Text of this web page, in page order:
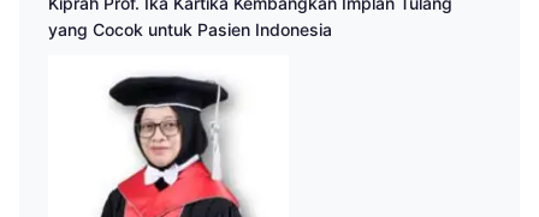
yang Cocok untuk Pasien Indonesia